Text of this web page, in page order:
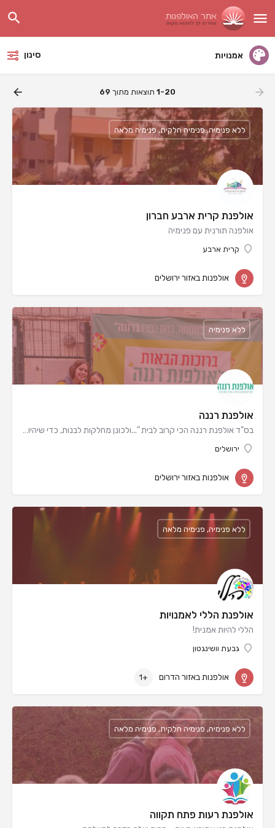
אמנויות סינון
1-20 תוצאות מתוך 69
אולפנת קרית ארבע חברון
אולפנה תורנית עם פנימיה
קרית ארבע
ללא פנימיה, פנימיה חלקית, פנימיה מלאה
אולפנות באזור ירושלים
אולפנת רננה
בס"ד אולפנת רננה הכי קרוב לבית "...ולכונן מחלקות לבנות, כדי שיהיו לנו אימות לישראל בארץ…
ירושלים
ללא פנימיה
אולפנות באזור ירושלים
אולפנת הללי לאמנויות
הללי להיות אמנית!
גבעת וושינגטון
ללא פנימיה, פנימיה מלאה
אולפנות באזור הדרום +1
אולפנת רעות פתח תקווה
ללא פנימיה, פנימיה חלקית, פנימיה מלאה